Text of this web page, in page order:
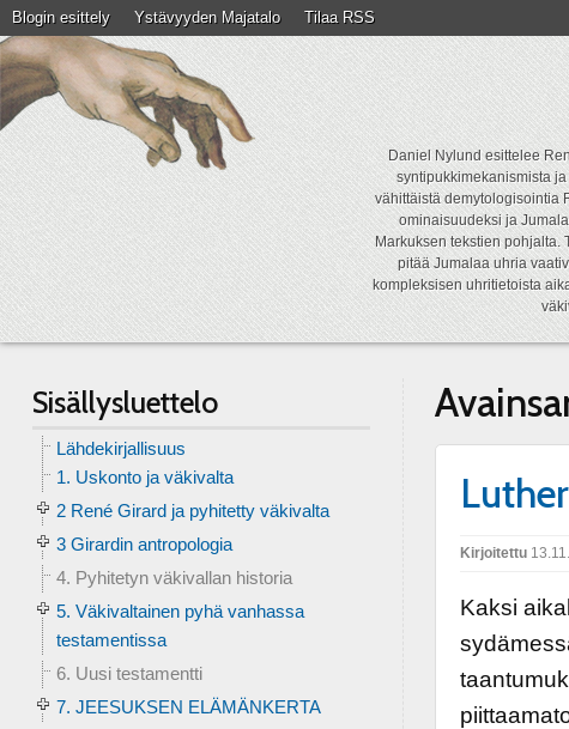
Blogin esittely Ystävyyden Majatalo Tilaa RSS
Daniel Nylund esittelee
syntipukkimekanismista
vähittäistä demytologisointia
ominaisuudeksi ja
Markuksen tekstien
pitää Jumalaa uhria
kompleksisen uhritietoista
Kirjoitettu
Kaksi
Sisällysluettelo
Lähdekirjallisuus
1. Uskonto ja väkivalta
2 René Girard ja pyhitetty väkivalta
3 Girardin antropologia
4. Pyhitetyn väkivallan historia
5. Väkivaltainen pyhä vanhassa
testamentissa
6. Uusi testamentti
7. JEESUKSEN ELÄMÄNKERTA